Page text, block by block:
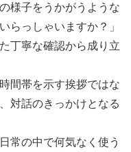
様子をうかがうような
らっしゃいますか？」
丁寧な確認から成り立
間帯を示す挨拶ではな
対話のきっかけとなる
常の中で何気なく使う